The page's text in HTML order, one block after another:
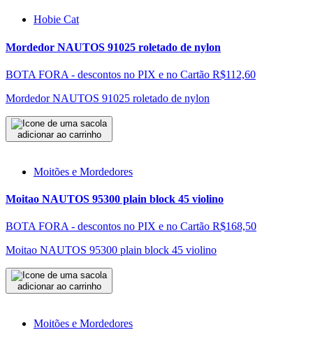
Hobie Cat
Mordedor NAUTOS 91025 roletado de nylon
BOTA FORA - descontos no PIX e no Cartão R$112,60
Mordedor NAUTOS 91025 roletado de nylon
adicionar ao carrinho
Moitões e Mordedores
Moitao NAUTOS 95300 plain block 45 violino
BOTA FORA - descontos no PIX e no Cartão R$168,50
Moitao NAUTOS 95300 plain block 45 violino
adicionar ao carrinho
Moitões e Mordedores